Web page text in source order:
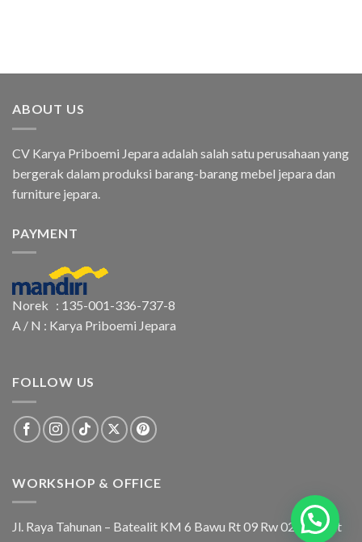
ABOUT US
CV Karya Priboemi Jepara adalah salah satu perusahaan yang
bergerak dalam produksi barang-barang mebel jepara dan
furniture jepara.
PAYMENT
Norek : 135-001-336-737-8
A / N : Karya Priboemi Jepara
FOLLOW US
WORKSHOP & OFFICE
Jl. Raya Tahunan – Batealit KM 6 Bawu Rt 09 Rw 02 Batealit